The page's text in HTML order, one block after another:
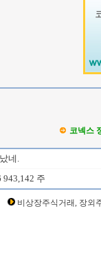
코넥스
네.
주
비상장주식거래, 장외